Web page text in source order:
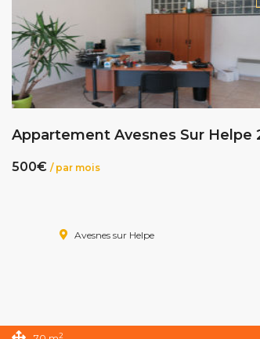
500€ / par mois
Avesnes sur Helpe
2